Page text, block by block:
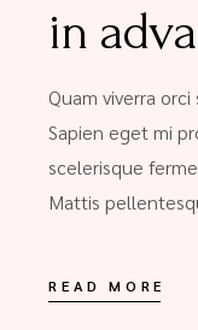
in
Quam viverra
Sapien eget mi
scelerisque
Mattis
READ MORE